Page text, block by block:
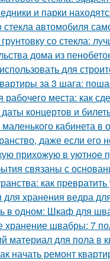
и парки
стекла автомобиля
со стекла:
дома из
для
за 3 шага:
рабочего места: как
концертов и
кабинета в
даже если его
прихожую в уютное
связаны с
как
хранения ведра
в одном: Шкаф для
швабры: 7
материал для пола в
начать ремонт